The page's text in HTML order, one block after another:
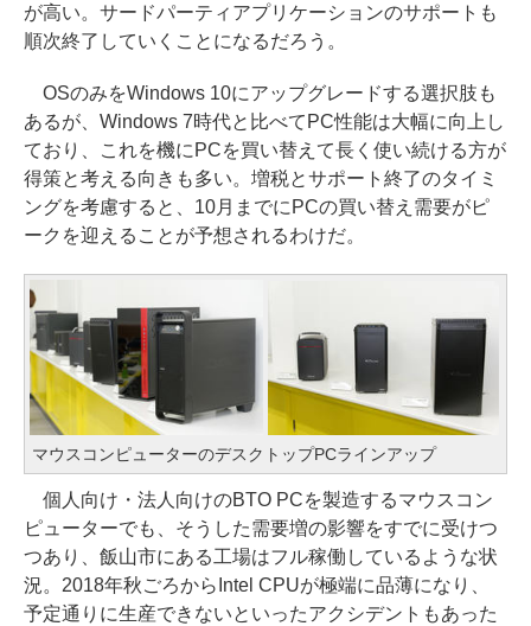
が高い。サードパーティアプリケーションのサポートも
順次終了していくことになるだろう。
OSのみをWindows 10にアップグレードする選択肢も
あるが、Windows 7時代と比べてPC性能は大幅に向上し
ており、これを機にPCを買い替えて長く使い続ける方が
得策と考える向きも多い。増税とサポート終了のタイミ
ングを考慮すると、10月までにPCの買い替え需要がピ
ークを迎えることが予想されるわけだ。
マウスコンピューターのデスクトップPCラインアップ
個人向け・法人向けのBTO PCを製造するマウスコン
ピューターでも、そうした需要増の影響をすでに受けつ
つあり、飯山市にある工場はフル稼働しているような状
況。2018年秋ごろからIntel CPUが極端に品薄になり、
予定通りに生産できないといったアクシデントもあった